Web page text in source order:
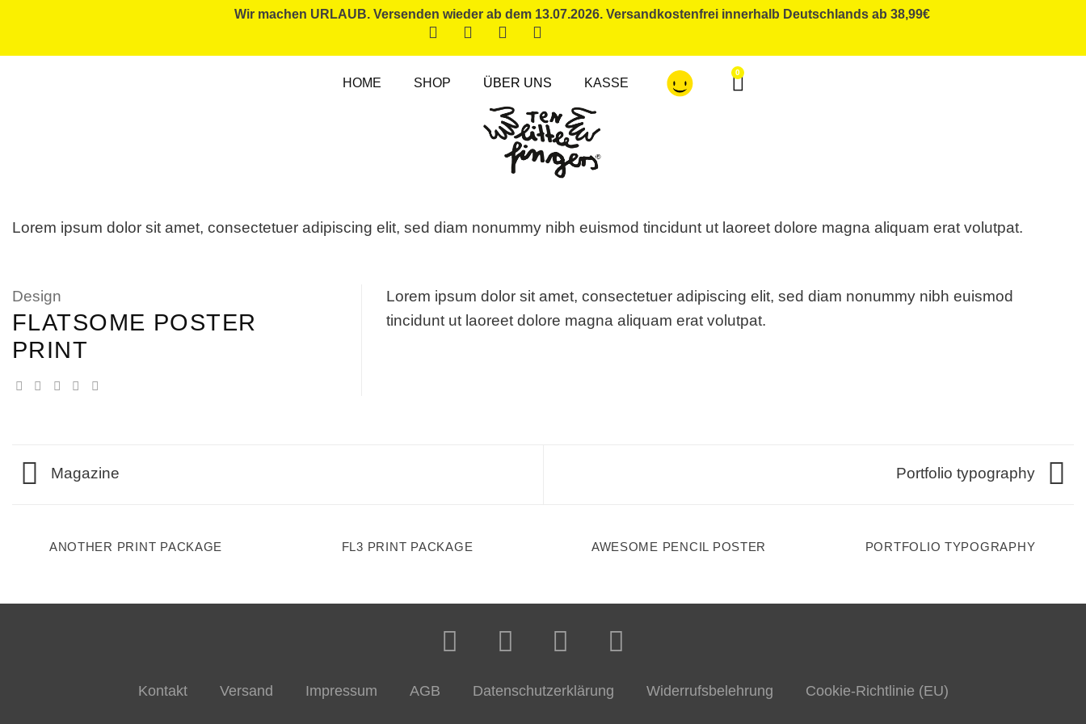
Wir machen URLAUB. Versenden wieder ab dem 13.07.2026. Versandkostenfrei innerhalb Deutschlands ab 38,99€
HOME SHOP ÜBER UNS KASSE
0
Lorem ipsum dolor sit amet, consectetuer adipiscing elit, sed diam nonummy nibh euismod tincidunt ut laoreet dolore magna aliquam erat volutpat.
Design
FLATSOME POSTER
PRINT
Lorem ipsum dolor sit amet, consectetuer adipiscing elit, sed diam nonummy nibh euismod
tincidunt ut laoreet dolore magna aliquam erat volutpat.
Magazine Portfolio typography
ANOTHER PRINT PACKAGE FL3 PRINT PACKAGE AWESOME PENCIL POSTER PORTFOLIO TYPOGRAPHY
Kontakt Versand Impressum AGB Datenschutzerklärung Widerrufsbelehrung Cookie-Richtlinie (EU)